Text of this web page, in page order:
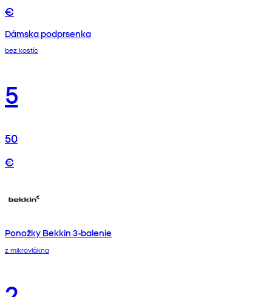
€
Dámska podprsenka
bez kostíc
5
50
€
Ponožky Bekkin 3-balenie
z mikrovlákna